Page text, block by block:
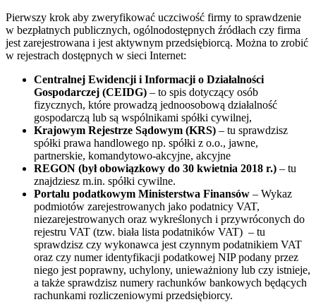
Pierwszy krok aby zweryfikować uczciwość firmy to sprawdzenie
w bezpłatnych publicznych, ogólnodostępnych źródłach czy firma
jest zarejestrowana i jest aktywnym przedsiębiorcą. Można to zrobić
w rejestrach dostępnych w sieci Internet:
Centralnej Ewidencji i Informacji o Działalności
Gospodarczej (CEIDG) – to spis dotyczący osób
fizycznych, które prowadzą jednoosobową działalność
gospodarczą lub są wspólnikami spółki cywilnej,
Krajowym Rejestrze Sądowym (KRS) – tu sprawdzisz
spółki prawa handlowego np. spółki z o.o., jawne,
partnerskie, komandytowo-akcyjne, akcyjne
REGON (był obowiązkowy do 30 kwietnia 2018 r.) – tu
znajdziesz m.in. spółki cywilne.
Portalu podatkowym Ministerstwa Finansów – Wykaz
podmiotów zarejestrowanych jako podatnicy VAT,
niezarejestrowanych oraz wykreślonych i przywróconych do
rejestru VAT (tzw. biała lista podatników VAT) – tu
sprawdzisz czy wykonawca jest czynnym podatnikiem VAT
oraz czy numer identyfikacji podatkowej NIP podany przez
niego jest poprawny, uchylony, unieważniony lub czy istnieje,
a także sprawdzisz numery rachunków bankowych będących
rachunkami rozliczeniowymi przedsiębiorcy.